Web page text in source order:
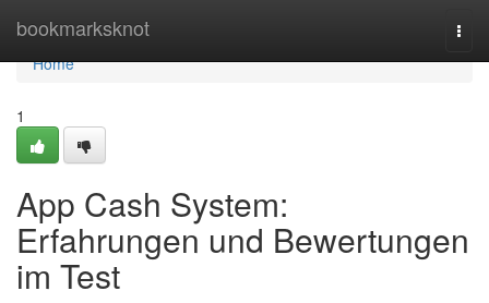
bookmarksknot
Home
Home
1
App Cash System:
Erfahrungen und Bewertungen
im Test